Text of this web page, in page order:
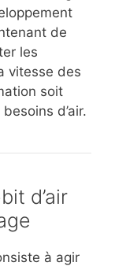
de
les
vitesse des
soit
d’air.
d’air
à agir